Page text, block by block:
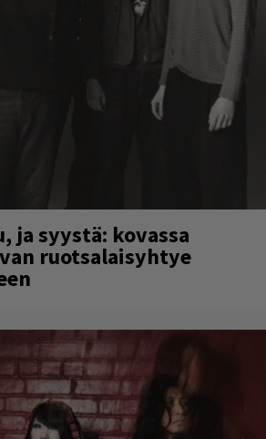
ja syystä: kovassa
ruotsalaisyhtye